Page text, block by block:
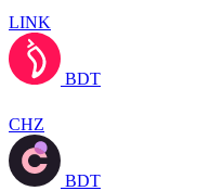
LINK
BDT
CHZ
BDT